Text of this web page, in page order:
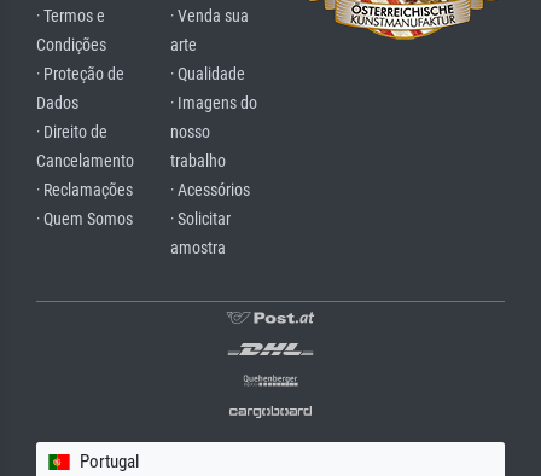
· Termos e
Condições
· Proteção de
Dados
· Direito de
Cancelamento
· Reclamações
· Quem Somos
· Venda sua
arte
· Qualidade
· Imagens do
nosso
trabalho
· Acessórios
· Solicitar
amostra
Portugal